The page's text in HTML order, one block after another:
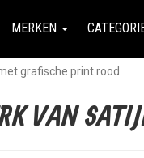
MERKEN
grafische print rood
VAN